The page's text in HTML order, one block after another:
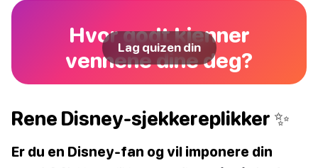
Hvor godt kjenner
vennene dine deg?
Lag quizen din
Rene Disney-sjekkereplikker ✨
Er du en Disney-fan og vil imponere din